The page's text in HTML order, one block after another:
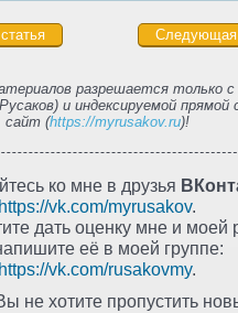
Следующая
разрешается только с
и индексируемой прямой
сайт (https://myrusakov.ru)!
ко мне в друзья
https://vk.com/myrusakov.
дать оценку мне и моей
её в моей группе:
https://vk.com/rusakovmy.
не хотите пропустить